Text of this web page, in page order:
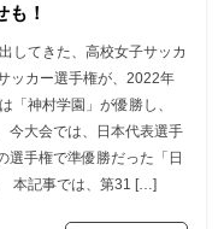
！
してきた、高校女子サッカ
ッカー選手権が、2022年
「神村学園」が優勝し、
今大会では、日本代表選手
選手権で準優勝だった「日
本記事では、第31 […]